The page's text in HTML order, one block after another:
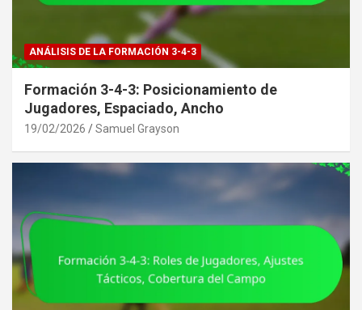
ANÁLISIS DE LA FORMACIÓN 3-4-3
Formación 3-4-3: Posicionamiento de
Jugadores, Espaciado, Ancho
19/02/2026 Samuel Grayson